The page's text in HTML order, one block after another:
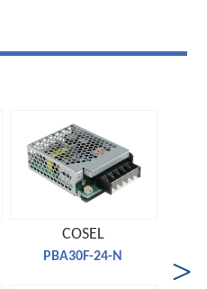
COSEL
PBA30F-24-N